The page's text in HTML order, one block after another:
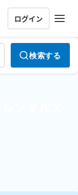
ログイン
検索する